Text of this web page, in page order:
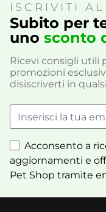
ISCRIVITI
Subito per
uno sconto
Ricevi consigli utili
promozioni
disiscriverti in
Acconsento a
aggiornamenti e
Pet Shop tramite